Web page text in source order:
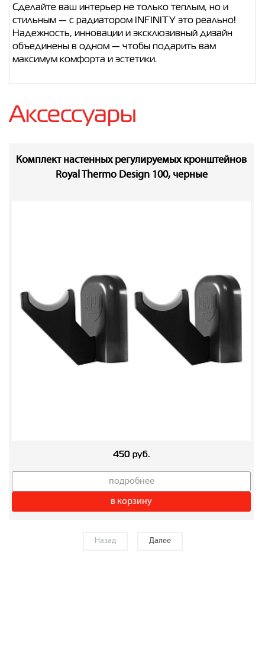
Сделайте ваш интерьер не только теплым, но и
стильным — с радиатором INFINITY это реально!
Надежность, инновации и эксклюзивный дизайн
объединены в одном — чтобы подарить вам
максимум комфорта и эстетики.
Аксессуары
Комплект настенных регулируемых кронштейнов
Royal Thermo Design 100, черные
450 руб.
подробнее
в корзину
Назад Далее